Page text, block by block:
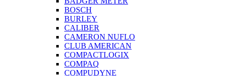
BOSCH
BURLEY
CALIBER
CAMERON NUFLO
CLUB AMERICAN
COMPACTLOGIX
COMPAQ
COMPUDYNE